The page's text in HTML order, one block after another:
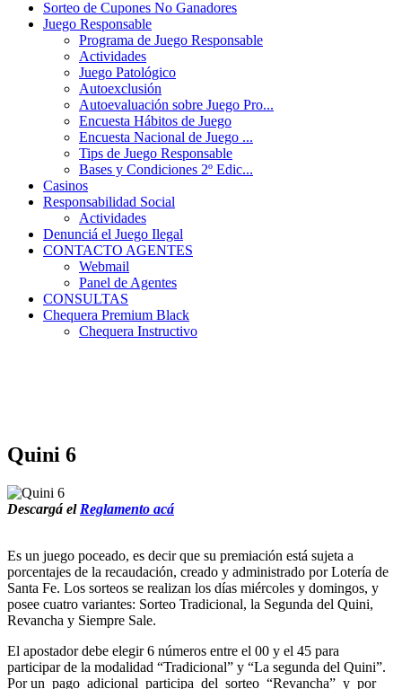
Sorteo de Cupones No Ganadores
Juego Responsable
Programa de Juego Responsable
Actividades
Juego Patológico
Autoexclusión
Autoevaluación sobre Juego Pro...
Encuesta Hábitos de Juego
Encuesta Nacional de Juego ...
Tips de Juego Responsable
Bases y Condiciones 2º Edic...
Casinos
Responsabilidad Social
Actividades
Denunciá el Juego Ilegal
CONTACTO AGENTES
Webmail
Panel de Agentes
CONSULTAS
Chequera Premium Black
Chequera Instructivo
Quini 6
Descargá el Reglamento acá
Es un juego poceado, es decir que su premiación está sujeta a
porcentajes de la recaudación, creado y administrado por Lotería de
Santa Fe. Los sorteos se realizan los días miércoles y domingos, y
posee cuatro variantes: Sorteo Tradicional, la Segunda del Quini,
Revancha y Siempre Sale.
El apostador debe elegir 6 números entre el 00 y el 45 para
participar de la modalidad “Tradicional” y “La segunda del Quini”.
Por un pago adicional participa del sorteo “Revancha” y por